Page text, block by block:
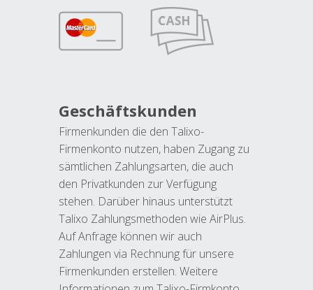
Geschäftskunden
Firmenkunden die den Talixo-
Firmenkonto nutzen, haben Zugang zu
sämtlichen Zahlungsarten, die auch
den Privatkunden zur Verfügung
stehen. Darüber hinaus unterstützt
Talixo Zahlungsmethoden wie AirPlus.
Auf Anfrage können wir auch
Zahlungen via Rechnung für unsere
Firmenkunden erstellen. Weitere